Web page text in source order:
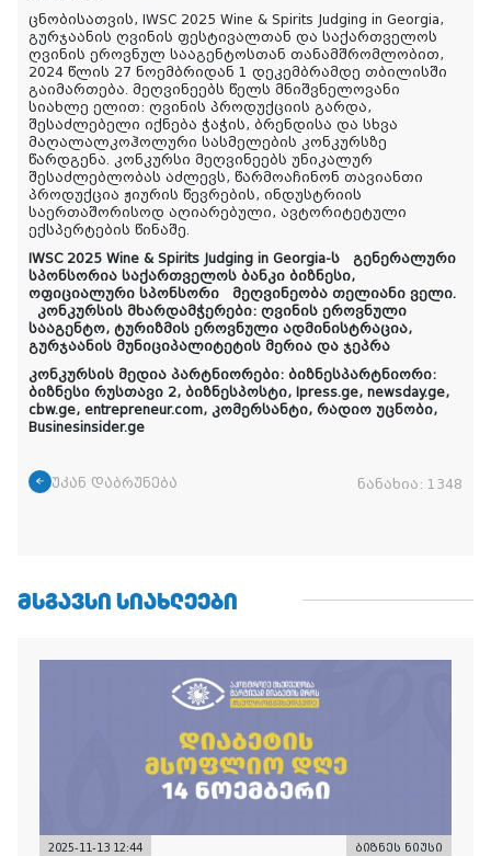
ცნობისათვის, IWSC 2025 Wine & Spirits Judging in Georgia,
გურჯაანის ღვინის ფესტივალთან და საქართველოს
ღვინის ეროვნულ სააგენტოსთან თანამშრომლობით,
2024 წლის 27 ნოემბრიდან 1 დეკემბრამდე თბილისში
გაიმართება. მეღვინეებს წელს მნიშვნელოვანი
სიახლე ელით: ღვინის პროდუქციის გარდა,
შესაძლებელი იქნება ჭაჭის, ბრენდისა და სხვა
მაღალალკოჰოლური სასმელების კონკურსზე
წარდგენა
კონკურსი მეღვინეებს უნიკალურ
შესაძლებლობას აძლევს, წარმოაჩინონ თავიანთი
პროდუქცია ჟიურის წევრების, ინდუსტრიის
საერთაშორისოდ აღიარებული, ავტორიტეტული
ექსპერტების წინაშე.
IWSC 2025 Wine & Spirits Judging in Georgia-ს გენერალური
სპონსორია საქართველოს ბანკი ბიზნესი,
ოფიციალური სპონსორი მეღვინეობა თელიანი ველი.
კონკურსის მხარდამჭერები: ღვინის ეროვნული
სააგენტო, ტურიზმის ეროვნული ადმინისტრაცია,
გურჯაანის მუნიციპალიტეტის მერია და ჯეპრა
კონკურსის მედია პარტნიორები: ბიზნესპარტნიორი:
ბიზნესი რუსთავი 2, ბიზნესპოსტი, Ipress.ge, newsday.ge,
cbw.ge, entrepreneur.com, კომერსანტი, რადიო უცნობი,
Businesinsider.ge
უკან დაბრუნება ნანახია: 1348
ᲛᲡᲒᲐᲕᲡᲘ ᲡᲘᲐᲮᲚᲔᲔᲑᲘ
2025-11-13 12:44 ბიზნეს ნიუსი